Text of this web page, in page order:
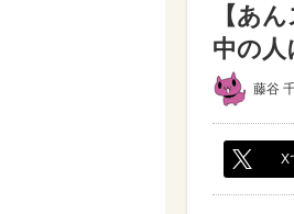
【あ
中の人
藤谷
X